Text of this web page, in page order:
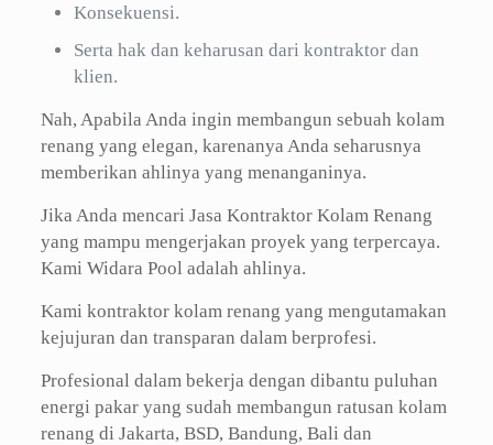
Konsekuensi.
Serta hak dan keharusan dari kontraktor dan
klien.
Nah, Apabila Anda ingin membangun sebuah kolam
renang yang elegan, karenanya Anda seharusnya
memberikan ahlinya yang menanganinya.
Jika Anda mencari Jasa Kontraktor Kolam Renang
yang mampu mengerjakan proyek yang terpercaya.
Kami Widara Pool adalah ahlinya.
Kami kontraktor kolam renang yang mengutamakan
kejujuran dan transparan dalam berprofesi.
Profesional dalam bekerja dengan dibantu puluhan
energi pakar yang sudah membangun ratusan kolam
renang di Jakarta, BSD, Bandung, Bali dan